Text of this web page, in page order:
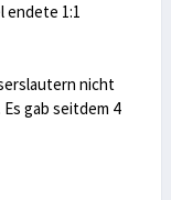
endete 1:1
nicht
gab seitdem 4